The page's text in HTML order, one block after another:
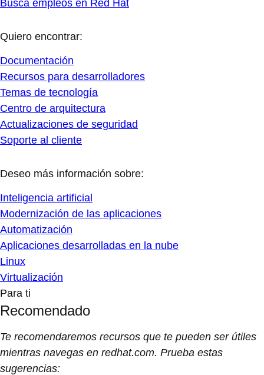
Busca empleos en Red Hat
Quiero encontrar:
Documentación
Recursos para desarrolladores
Temas de tecnología
Centro de arquitectura
Actualizaciones de seguridad
Soporte al cliente
Deseo más información sobre:
Inteligencia artificial
Modernización de las aplicaciones
Automatización
Aplicaciones desarrolladas en la nube
Linux
Virtualización
Para ti
Recomendado
Te recomendaremos recursos que te pueden ser útiles
mientras navegas en redhat.com. Prueba estas
sugerencias: